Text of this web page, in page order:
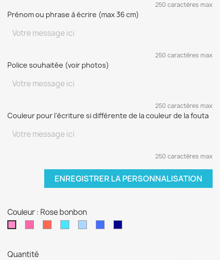
250 caractères max
Prénom ou phrase à écrire (max 36 cm)
250 caractères max
Police souhaitée (voir photos)
250 caractères max
Couleur pour l'écriture si différente de la couleur de la fouta
250 caractères max
ENREGISTRER LA PERSONNALISATION
Couleur : Rose bonbon
Quantité